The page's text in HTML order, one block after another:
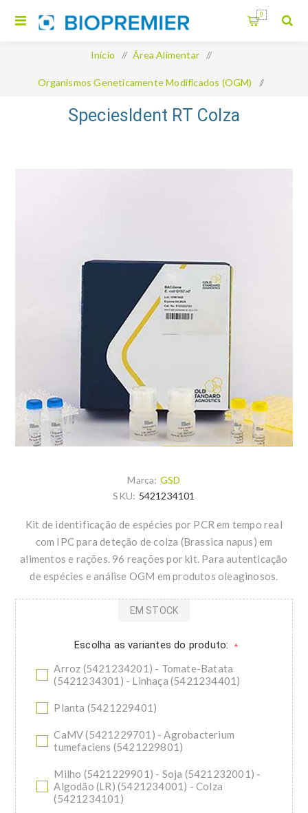
0
Início / Área Alimentar /
Organismos Geneticamente Modificados (OGM) /
SpeciesIdent RT Colza
SpeciesIdent RT Colza
Marca: GSD
SKU: 5421234101
Kit de identificação de espécies por PCR em tempo real
com IPC para deteção de colza (Brassica napus) em
alimentos e rações. 96 reações por kit. Para autenticação
de espécies e análise OGM em produtos oleaginosos.
Escolha as variantes do produto: *
Arroz (5421234201) - Tomate-Batata
(5421234301) - Linhaça (5421234401)
Planta (5421229401)
CaMV (5421229701) - Agrobacterium
tumefaciens (5421229801)
Milho (5421229901) - Soja (5421232001) -
Algodão (LR) (5421234001) - Colza
(5421234101)
EM STOCK